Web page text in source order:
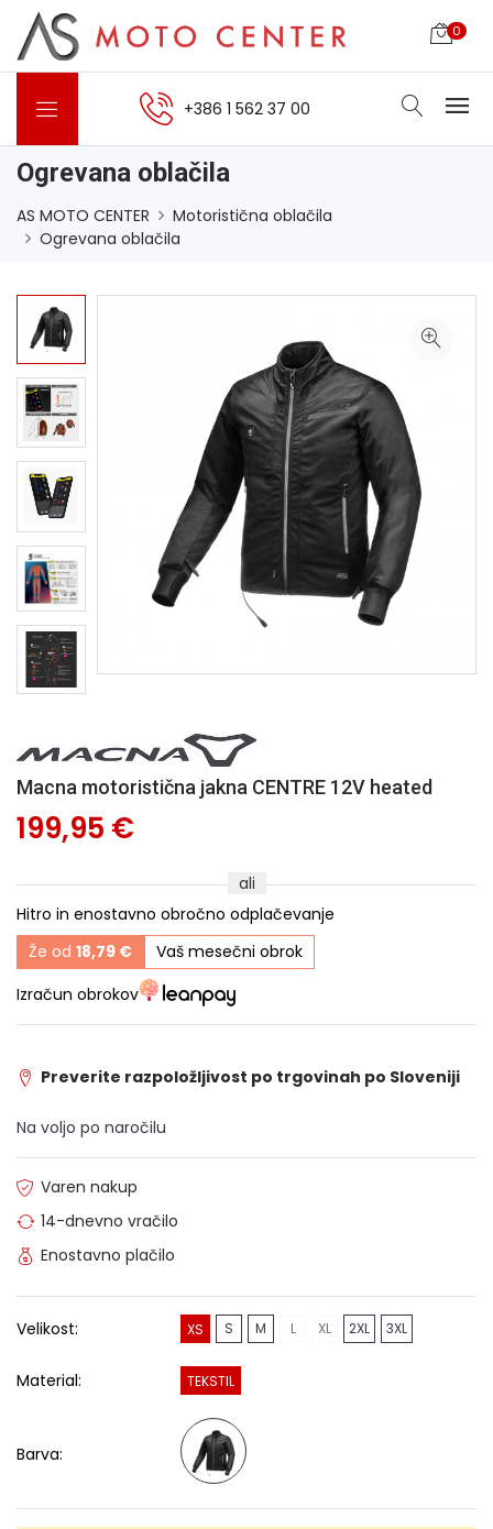
0
+386 1 562 37 00
Ogrevana oblačila
AS MOTO CENTER
Motoristična oblačila
Ogrevana oblačila
Macna motoristična jakna CENTRE 12V heated
199,95 €
ali
Hitro in enostavno obročno odplačevanje
Že od 18,79 €
Vaš mesečni obrok
Izračun obrokov
Preverite razpoložljivost po trgovinah po Sloveniji
Na voljo po naročilu
Varen nakup
14-dnevno vračilo
Enostavno plačilo
Velikost: XS S M L XL 2XL 3XL
Material: TEKSTIL
Barva: